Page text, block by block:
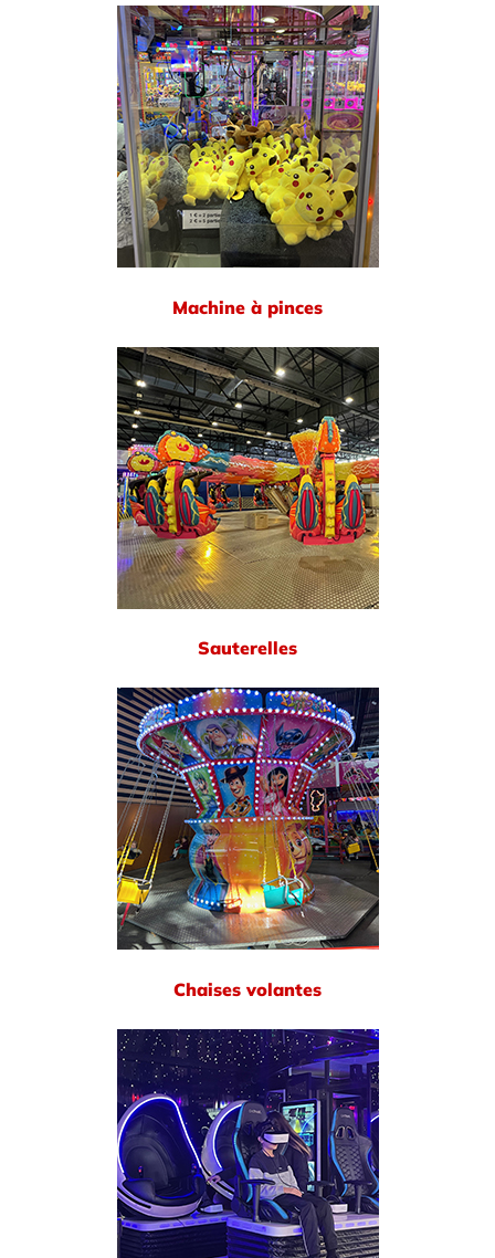
Machine à pinces
Sauterelles
Chaises volantes